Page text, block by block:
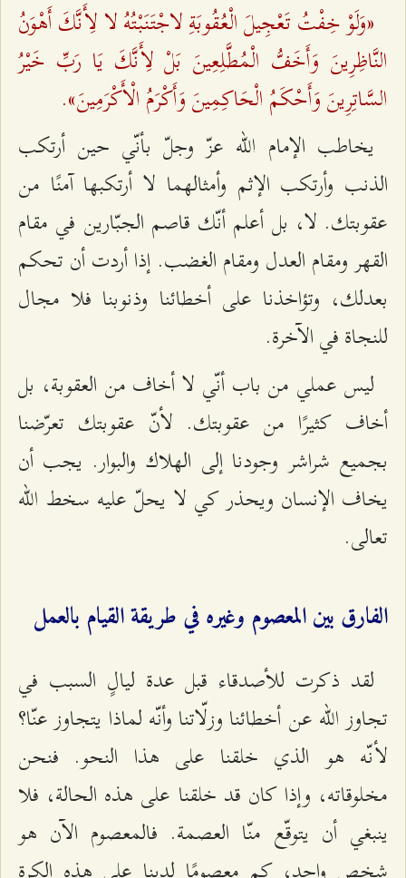
«وَلَوْ خِفْتُ تَعْجِيلَ الْعُقُوبَةِ لاجْتَنَبْتُهُ لا لِأَنَّكَ أَهْوَنُ
النَّاظِرِينَ وَأَخَفُّ الْمُطَّلِعِينَ بَلْ لِأَنَّكَ یَا رَبِّ خَيْرُ
السَّاتِرِينَ وَأَحْكَمُ الْحَاكِمِينَ وَأَكْرَمُ الْأَكْرَمِينَ».
يخاطب الإمام الله عزّ وجلّ بأنّي حين أرتكب
الذنب وأرتكب الإثم وأمثالهما لا أرتكبها آمنًا من
عقوبتك. لا، بل أعلم أنّك قاصم الجبّارين في مقام
القهر ومقام العدل ومقام الغضب. إذا أردت أن تحكم
بعدلك، وتؤاخذنا على أخطائنا وذنوبنا فلا مجال
للنجاة في الآخرة.
ليس عملي من باب أنّي لا أخاف من العقوبة، بل
أخاف كثيرًا من عقوبتك. لأنّ عقوبتك تعرّضنا
بجميع شراشر وجودنا إلى الهلاك والبوار. يجب أن
يخاف الإنسان ويحذر كي لا يحلّ عليه سخط الله
تعالى.
الفارق بين المعصوم وغيره في طريقة القيام بالعمل
لقد ذكرت للأصدقاء قبل عدة ليالٍ السبب في
تجاوز الله عن أخطائنا وزلّاتنا وأنّه لماذا يتجاوز عنّا؟
لأنّه هو الذي خلقنا على هذا النحو. فنحن
مخلوقاته، وإذا كان قد خلقنا على هذه الحالة، فلا
ينبغي أن يتوقّع منّا العصمة. فالمعصوم الآن هو